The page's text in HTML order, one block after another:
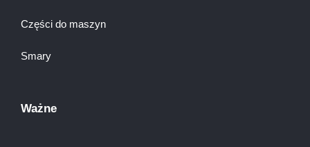
Części do maszyn
Smary
Ważne